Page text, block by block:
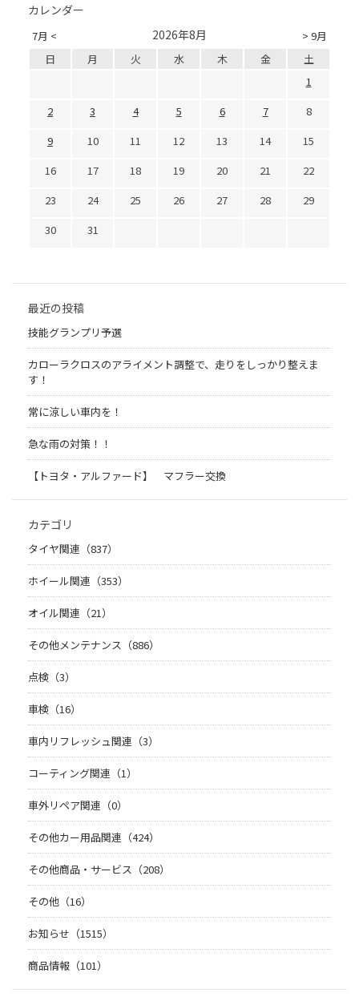
カレンダー
7月 < > 9月
2026年8月
日 月 火 水 木 金
土
1
2
3 4 5 6 7
8
9
10 11 12 13 14
15
16
17 18 19 20 21
22
23
24 25 26 27 28
29
30
31
最近の投稿
技能グランプリ予選
カローラクロスのアライメント調整で、走りをしっかり整えま
す！
常に涼しい車内を！
急な雨の対策！！
【トヨタ・アルファード】 マフラー交換
カテゴリ
タイヤ関連（837）
ホイール関連（353）
オイル関連（21）
その他メンテナンス（886）
点検（3）
車検（16）
車内リフレッシュ関連（3）
コーティング関連（1）
車外リペア関連（0）
その他カー用品関連（424）
その他商品・サービス（208）
その他（16）
お知らせ（1515）
商品情報（101）